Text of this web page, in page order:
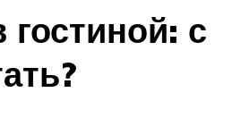
гостиной: с